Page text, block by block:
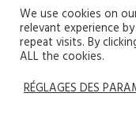
We use cookies on
relevant experience
repeat visits. By
ALL the cookies.
RÉGLAGES DES